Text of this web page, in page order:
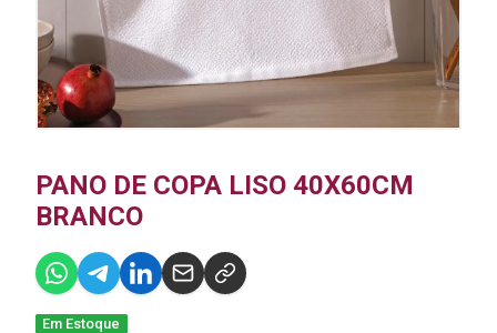
PANO DE COPA LISO 40X60CM
BRANCO
Em Estoque